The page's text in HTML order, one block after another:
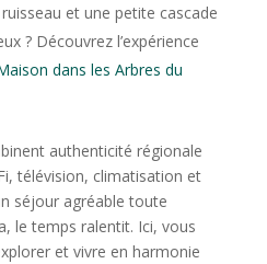
et une petite cascade
? Découvrez l’expérience
dans les Arbres du
authenticité régionale
télévision, climatisation et
séjour agréable toute
le temps ralentit. Ici, vous
et vivre en harmonie